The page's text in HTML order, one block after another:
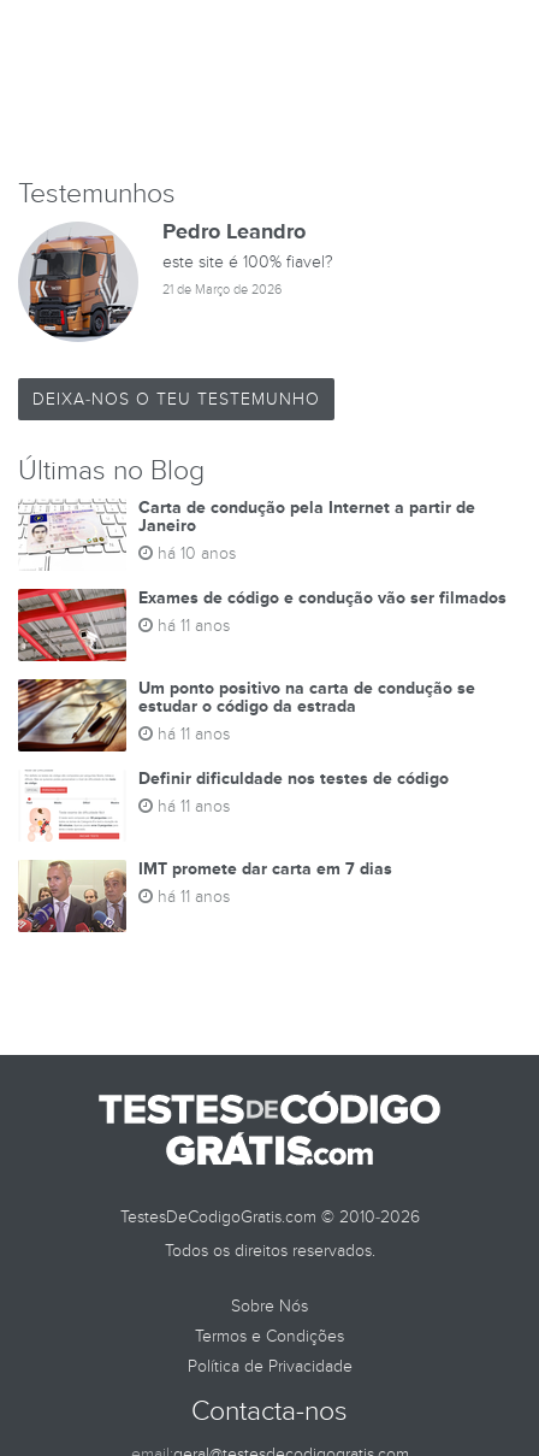
Testemunhos
Pedro Leandro
este site é 100% fiavel?
21 de Março de 2026
DEIXA-NOS O TEU TESTEMUNHO
Últimas no Blog
Carta de condução pela Internet a partir de
Janeiro
há 10 anos
Exames de código e condução vão ser filmados
há 11 anos
Um ponto positivo na carta de condução se
estudar o código da estrada
há 11 anos
Definir dificuldade nos testes de código
há 11 anos
IMT promete dar carta em 7 dias
há 11 anos
TestesDeCodigoGratis.com © 2010-2026
Todos os direitos reservados.
Sobre Nós
Termos e Condições
Política de Privacidade
Contacta-nos